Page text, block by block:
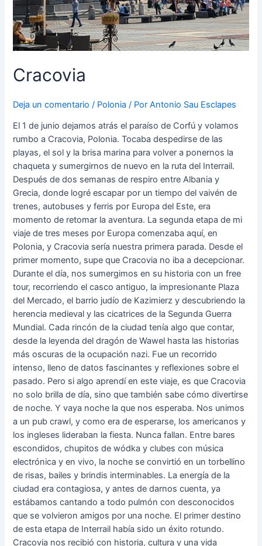
Cracovia
Deja un comentario / Polonia / PorAntonio Sau Esclapes
El 1 de junio dejamos atrás el paraíso de Corfú y volamos
rumbo a Cracovia, Polonia. Tocaba despedirse de las
playas, el sol y la brisa marina para volver a ponernos la
chaqueta y sumergirnos de nuevo en la ruta del Interrail.
Después de dos semanas de respiro entre Albania y
Grecia, donde logré escapar por un tiempo del vaivén de
trenes, autobuses y ferris por Europa del Este, era
momento de retomar la aventura. La segunda etapa de mi
viaje de tres meses por Europa comenzaba aquí, en
Polonia, y Cracovia sería nuestra primera parada. Desde el
primer momento, supe que Cracovia no iba a decepcionar.
Durante el día, nos sumergimos en su historia con un free
tour, recorriendo el casco antiguo, la impresionante Plaza
del Mercado, el barrio judío de Kazimierz y descubriendo la
herencia medieval y las cicatrices de la Segunda Guerra
Mundial. Cada rincón de la ciudad tenía algo que contar,
desde la leyenda del dragón de Wawel hasta las historias
más oscuras de la ocupación nazi. Fue un recorrido
intenso, lleno de datos fascinantes y reflexiones sobre el
pasado. Pero si algo aprendí en este viaje, es que Cracovia
no solo brilla de día, sino que también sabe cómo divertirse
de noche. Y vaya noche la que nos esperaba. Nos unimos
a un pub crawl, y como era de esperarse, los americanos y
los ingleses lideraban la fiesta. Nunca fallan. Entre bares
escondidos, chupitos de wódka y clubes con música
electrónica y en vivo, la noche se convirtió en un torbellino
de risas, bailes y brindis interminables. La energía de la
ciudad era contagiosa, y antes de darnos cuenta, ya
estábamos cantando a todo pulmón con desconocidos
que se volvieron amigos por una noche. El primer destino
de esta etapa de Interrail había sido un éxito rotundo.
Cracovia nos recibió con historia, cultura y una vida